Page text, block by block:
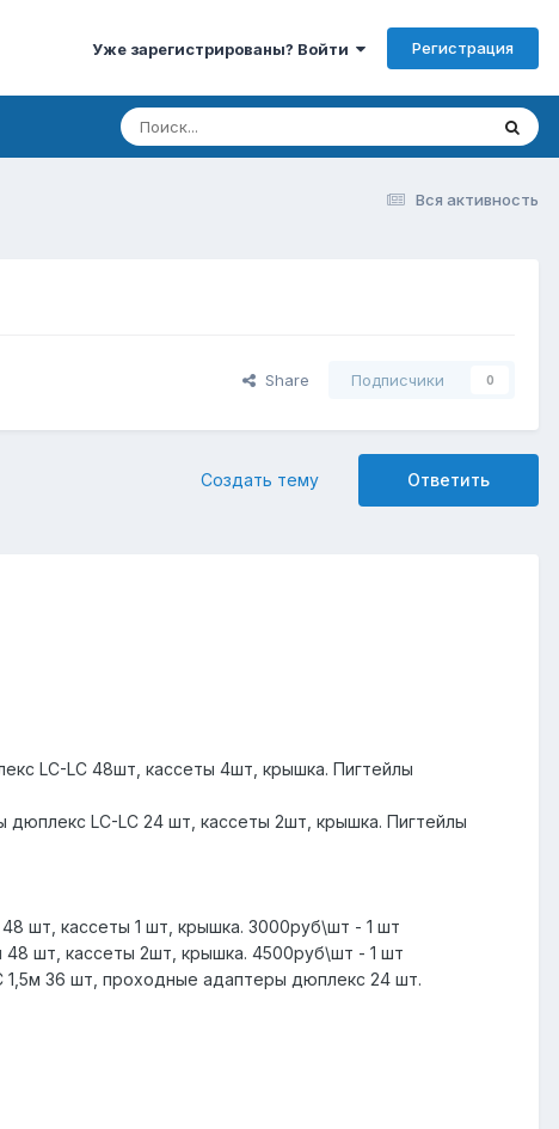
Уже зарегистрированы? Войти Регистрация
Вся активность
Share Подписчики 0
Ответить
Создать тему
LC-LC 48шт, кассеты 4шт, крышка. Пигтейлы
LC-LC 24 шт, кассеты 2шт, крышка. Пигтейлы
шт, кассеты 1 шт, крышка. 3000руб\шт - 1 шт
48 шт, кассеты 2шт, крышка. 4500руб\шт - 1 шт
1,5м 36 шт, проходные адаптеры дюплекс 24 шт.